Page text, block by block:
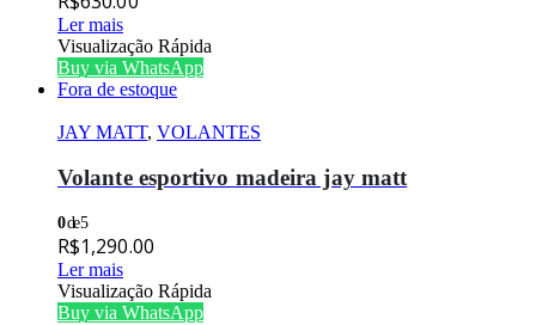
Ler mais
Visualização Rápida
Buy via WhatsApp
Fora de estoque
JAY MATT, VOLANTES
Volante esportivo madeira jay matt
0de 5
R$1,290.00
Ler mais
Visualização Rápida
Buy via WhatsApp